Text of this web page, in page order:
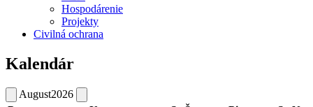
Hospodárenie
Projekty
Civilná ochrana
Kalendár
August2026